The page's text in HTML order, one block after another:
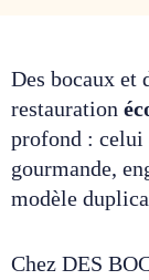
Des bocaux et
restauration
profond : celui
gourmande,
modèle
Chez DES